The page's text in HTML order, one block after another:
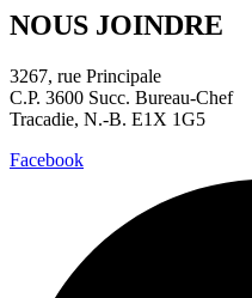
NOUS JOINDRE
3267, rue Principale
C.P. 3600 Succ. Bureau-Chef
Tracadie, N.-B. E1X 1G5
Facebook